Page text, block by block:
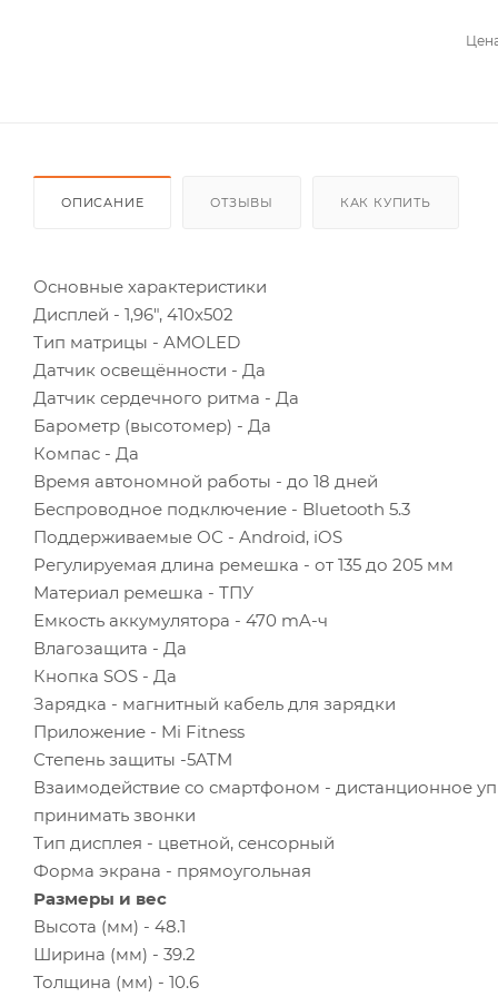
ОПИСАНИЕ ОТЗЫВЫ КАК КУПИТЬ
Основные характеристики
Дисплей - 1,96", 410x502
Тип матрицы - AMOLED
Датчик освещённости - Да
Датчик сердечного ритма - Да
Барометр (высотомер) - Да
Компас - Да
Время автономной работы - до 18 дней
Беспроводное подключение - Bluetooth 5.3
Поддерживаемые ОС - Android, iOS
Регулируемая длина ремешка - от 135 до 205 мм
Материал ремешка - ТПУ
Емкость аккумулятора - 470 mA-ч
Влагозащита - Да
Кнопка SOS - Да
Зарядка - магнитный кабель для зарядки
Приложение - Mi Fitness
Степень защиты -5ATM
Взаимодействие со смартфоном - дистанционное
принимать звонки
Тип дисплея - цветной, сенсорный
Форма экрана - прямоугольная
Размеры и вес
Высота (мм) - 48.1
Ширина (мм) - 39.2
Толщина (мм) - 10.6